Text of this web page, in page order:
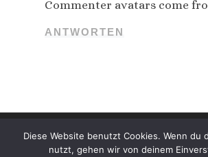
Commenter avatars come
ANTWORTEN
© 2026Tierarztpraxis Asja Kähler
vorbehalten
Diese Website benutzt Cookies. Wenn du
nutzt, gehen wir von deinem